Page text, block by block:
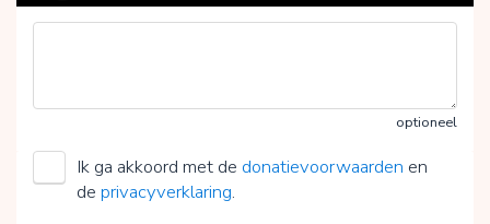
optioneel
Ik ga akkoord met de donatievoorwaarden en
de privacyverklaring.